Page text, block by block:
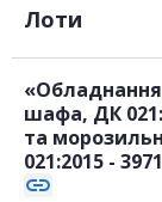
Лоти
шафа, ДК
та морозильні камери;
021:2015 -
link